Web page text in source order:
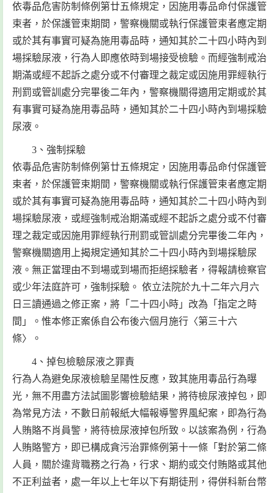
依毒品危害防制條例第廿五條規定，因施用毒品命付保護管
束者，於保護管束期間，警察機關或執行保護管束者應定期
或於其有事實可疑為施用毒品時，通知其於二十四小時內到
場採驗尿液，行為人即應依時到場接受檢驗。而經強制戒治
期滿或經不起訴之處分或不付審理之裁定或因施用罪經執行
刑罰或管訓處分完畢後二年內，警察機關得適用定期或於其
有事實可疑為施用毒品時，通知其於二十四小時內到場採驗
尿液。
3、強制採驗
依毒品危害防制條例第廿五條規定，因施用毒品命付保護管
束者，於保護管束期間，警察機關或執行保護管束者應定期
或於其有事實可疑為施用毒品時，通知其於二十四小時內到
場採驗尿液，或經強制戒治期滿或經不起訴之處分或不付審
理之裁定或因施用罪經執行刑罰或管訓處分完畢後二年內，
警察機關適用上揭規定通知其於二十四小時內到場採驗尿
液。無正當理由不到場或到場而拒絕採驗者，得報請檢察官
或少年法庭許可，強制採驗。 依立法院於九十二年六月六
日三讀通過之修正案，將「二十四小時」改為「指定之時
間」。惟本修正案係自公布後六個月施行〈第三十六
條〉。
4、掉包檢驗尿液之罪責
行為人為避免尿液檢驗呈陽性反應，致其施用毒品行為曝
光，無不用盡方法試圖影響檢驗結果，將待檢尿液掉包，即
為常見方法，不數日前報紙大幅報導警界風紀案，即為行為
人賄賂不肖員警，將待檢尿液掉包所致。以該案為例，行為
人賄賂警方，即已構成貪污治罪條例第十一條「對於第二條
人員，關於違背職務之行為，行求、期約或交付賄賂或其他
不正利益者，處一年以上七年以下有期徒刑，得併科新台幣